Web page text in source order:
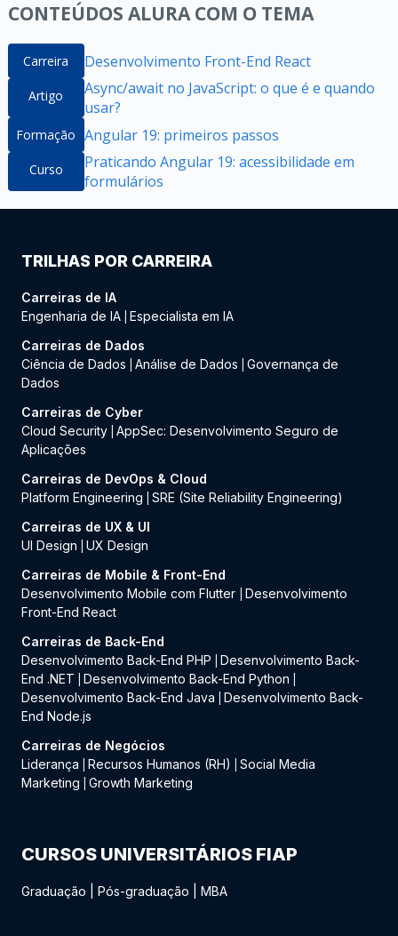
CONTEÚDOS ALURA COM O TEMA
Carreira Desenvolvimento Front-End React
Artigo
Async/await no JavaScript: o que é e quando
usar?
Formação Angular 19: primeiros passos
Curso
Praticando Angular 19: acessibilidade em
formulários
TRILHAS POR CARREIRA
Carreiras de IA
Engenharia de IA Especialista em IA
Carreiras de Dados
Ciência de Dados
Análise de Dados
Governança de
Dados
Carreiras de Cyber
Cloud Security AppSec: Desenvolvimento Seguro de
Aplicações
Carreiras de DevOps & Cloud
Platform Engineering
SRE (Site Reliability Engineering)
Carreiras de UX & UI
UI Design
UX Design
Carreiras de Mobile & Front-End
Desenvolvimento Mobile com Flutter
Desenvolvimento
Front-End React
Carreiras de Back-End
Desenvolvimento Back-End PHP
Desenvolvimento Back-
End .NET
Desenvolvimento Back-End Python
Desenvolvimento Back-End Java
Desenvolvimento Back-
End Node.js
Carreiras de Negócios
Liderança
Recursos Humanos (RH)
Social Media
Marketing
Growth Marketing
CURSOS UNIVERSITÁRIOS FIAP
Graduação Pós-graduação MBA